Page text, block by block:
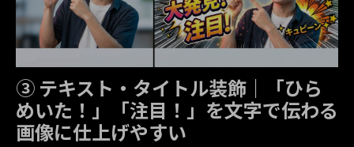
③ テキスト・タイトル装飾｜「ひら
めいた！」「注目！」を文字で伝わる
画像に仕上げやすい